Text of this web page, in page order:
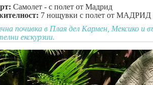
Самолет - с полет от Мадрид
7 нощувки с полет от МАДРИД
почивка в Плая дел Кармен, Мексико и
екскурзии.